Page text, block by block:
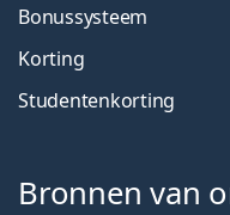
Bonussysteem
Korting
Studentenkorting
Bronnen van